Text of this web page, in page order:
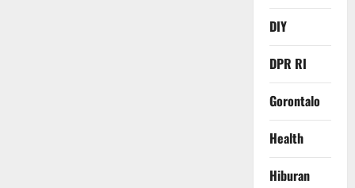
DIY
DPR RI
Gorontalo
Health
Hiburan